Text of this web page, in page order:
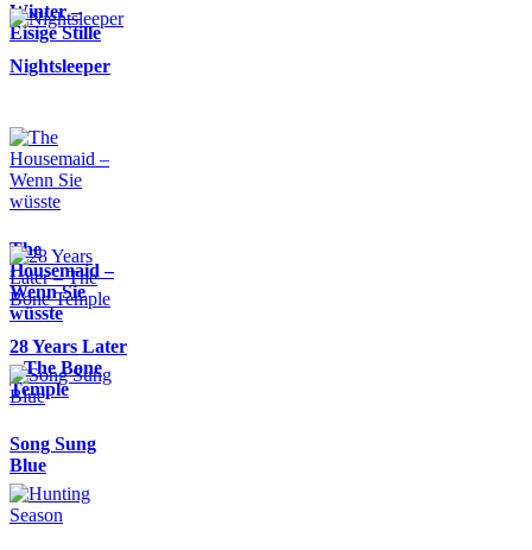
Winter –
Eisige Stille
Nightsleeper
The
Housemaid –
Wenn Sie
wüsste
28 Years Later
– The Bone
Temple
Song Sung
Blue